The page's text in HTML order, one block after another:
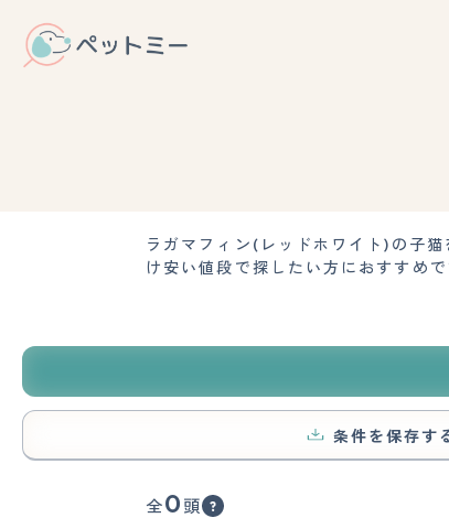
ラガマフィン(レッドホワイト)の子
け安い値段で探したい方におすすめで
条件を保存す
全0 頭